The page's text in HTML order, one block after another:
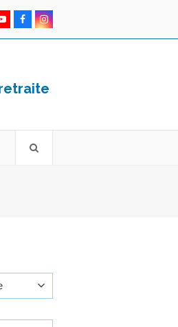
YouTubeFacebookInstagram